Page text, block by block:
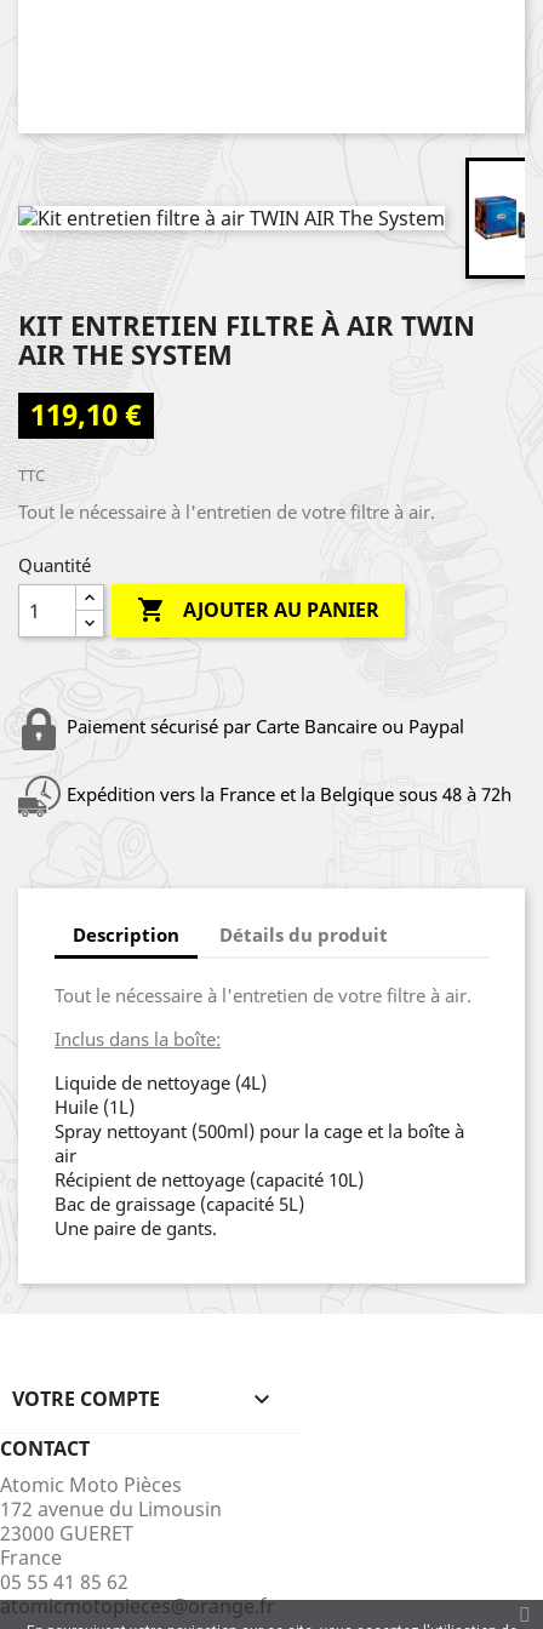
KIT ENTRETIEN FILTRE À AIR TWIN
AIR THE SYSTEM
119,10 €
TTC
Tout le nécessaire à l'entretien de votre filtre à air.
Quantité
 AJOUTER AU PANIER
Paiement sécurisé par Carte Bancaire ou Paypal
Expédition vers la France et la Belgique sous 48 à 72h
Description Détails du produit
Tout le nécessaire à l'entretien de votre filtre à air.
Inclus dans la boîte:
Liquide de nettoyage (4L)
Huile (1L)
Spray nettoyant (500ml) pour la cage et la boîte à
air
Récipient de nettoyage (capacité 10L)
Bac de graissage (capacité 5L)
Une paire de gants.
VOTRE COMPTE 
CONTACT
Atomic Moto Pièces
172 avenue du Limousin
23000 GUERET
France
05 55 41 85 62
atomicmotopieces@orange.fr